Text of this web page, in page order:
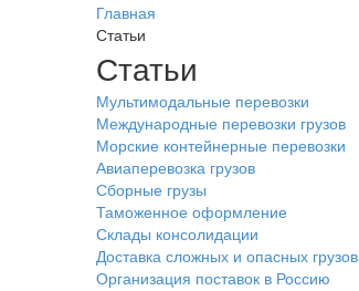
Главная
Статьи
Статьи
Мультимодальные перевозки
Международные перевозки грузов
Морские контейнерные перевозки
Авиаперевозка грузов
Сборные грузы
Таможенное оформление
Склады консолидации
Доставка сложных и опасных грузов
Организация поставок в Россию